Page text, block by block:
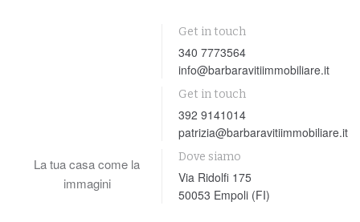
La tua casa come la
immagini
Get in touch
340 7773564
info@barbaravitiimmobiliare.it
Get in touch
392 9141014
patrizia@barbaravitiimmobiliare.it
Dove siamo
Via Ridolfi 175
50053 Empoli (FI)